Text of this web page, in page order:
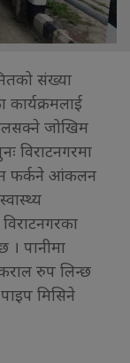
संख्या
कार्यक्रमलाई
जोखिम
विराटनगरमा
फर्कने आंकलन
। पानीमा
रुप लिन्छ
मिसिने